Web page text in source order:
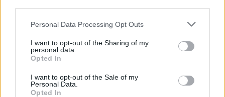
Please note that this website/app uses one or more Google
not limited to your visit or usage behaviour. You may click to
grant or deny consent to Google and its third-party tags to
use your data for below specified purposes in below Google
consent section.
Personal Data Processing Opt Outs
I want to opt-out of the Sharing of my
personal data.
Opted In
I want to opt-out of the Sale of my
Personal Data.
Opted In
Szolnok karácsonyfa,környezetvédelem,nhsz,szállítás,Szolnok
szolnoki szülő az oviba
2024.11.25.
Ráadásul nem egyedi